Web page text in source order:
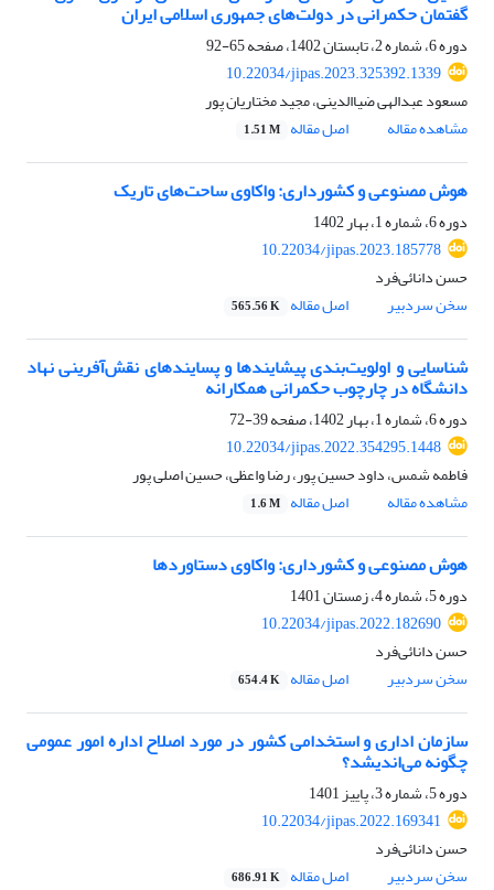
گفتمان حکمرانی در دولت‌های جمهوری اسلامی ایران
دوره 6، شماره 2، تابستان 1402، صفحه
65-92
10.22034/jipas.2023.325392.1339
مسعود عبدالهی ضیاالدینی، مجید مختاریان پور
مشاهده مقاله
اصل مقاله 1.51 M
هوش مصنوعی و کشورداری: واکاوی ساحت‌های تاریک
دوره 6، شماره 1، بهار 1402
10.22034/jipas.2023.185778
حسن دانائی‌فرد
سخن سردبیر
اصل مقاله 565.56 K
شناسایی و اولویت‌بندی پیشایندها و پسایندهای نقش‌آفرینی نهاد
دانشگاه در چارچوب حکمرانی همکارانه
دوره 6، شماره 1، بهار 1402، صفحه
39-72
10.22034/jipas.2022.354295.1448
فاطمه شمس، داود حسین پور، رضا واعظی، حسین اصلی پور
مشاهده مقاله
اصل مقاله 1.6 M
هوش مصنوعی و کشورداری: واکاوی دستاوردها
دوره 5، شماره 4، زمستان 1401
10.22034/jipas.2022.182690
حسن دانائی‌فرد
سخن سردبیر
اصل مقاله 654.4 K
سازمان اداری و استخدامی کشور در مورد اصلاح اداره امور عمومی
چگونه می‌اندیشد؟
دوره 5، شماره 3، پاییز 1401
10.22034/jipas.2022.169341
حسن دانائی‌فرد
سخن سردبیر
اصل مقاله 686.91 K